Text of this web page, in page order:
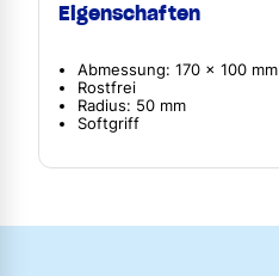
Eigenschaften
Abmessung: 170 x 100 mm
Rostfrei
Radius: 50 mm
Softgriff